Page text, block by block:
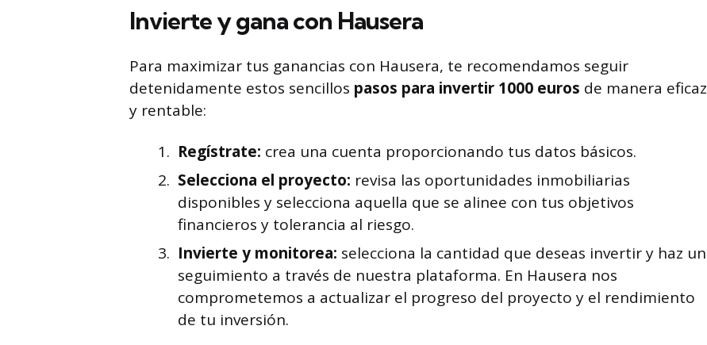
Invierte y gana con Hausera
Para maximizar tus ganancias con Hausera, te recomendamos seguir
detenidamente estos sencillos pasos para invertir 1000 euros de manera eficaz
y rentable:
Regístrate: crea una cuenta proporcionando tus datos básicos.
Selecciona el proyecto: revisa las oportunidades inmobiliarias
disponibles y selecciona aquella que se alinee con tus objetivos
financieros y tolerancia al riesgo.
Invierte y monitorea: selecciona la cantidad que deseas invertir y haz un
seguimiento a través de nuestra plataforma. En Hausera nos
comprometemos a actualizar el progreso del proyecto y el rendimiento
de tu inversión.